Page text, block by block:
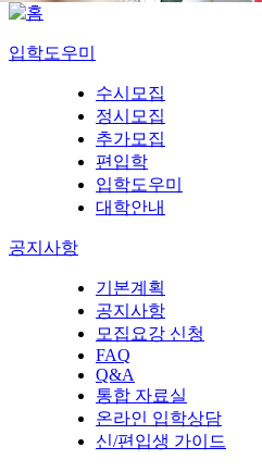
입학도우미
수시모집
정시모집
추가모집
편입학
입학도우미
대학안내
공지사항
기본계획
공지사항
모집요강 신청
FAQ
Q&A
통합 자료실
온라인 입학상담
신/편입생 가이드